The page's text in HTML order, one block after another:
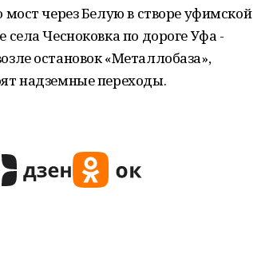
через Белую в створе уфимской
Чесноковка по дороге Уфа -
остановок «Металлобаза»,
надземные переходы.